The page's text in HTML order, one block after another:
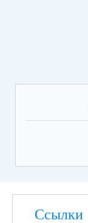
Ссылки